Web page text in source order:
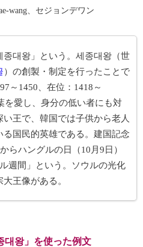
wang、セジョンデワン
종대왕」という。세종대왕（世
）の創製・制定を行ったことで
～1450、在位：1418～
を愛し、身分の低い者にも対
王で、韓国では子供から老人
る国民的英雄である。建国記念
らハングルの日（10月9日）
週間」という。ソウルの光化
王像がある。
대왕」を使った例文